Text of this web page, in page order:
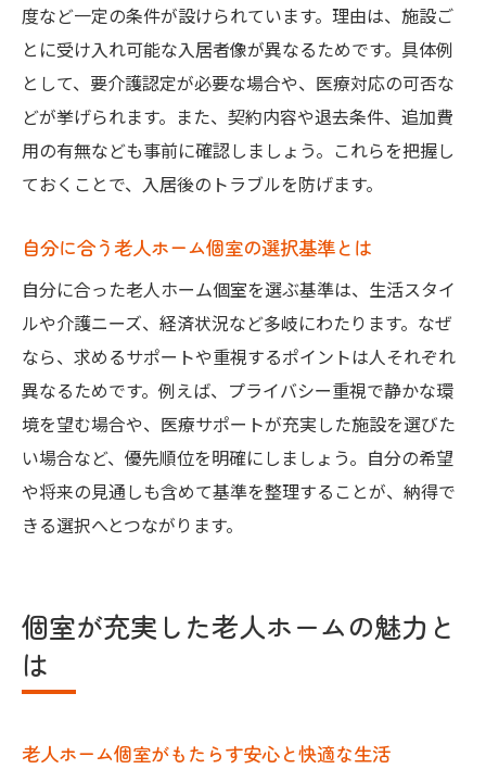
安心できる個室老人ホーム選びの重要ポイ
ント
老人ホーム個室の見学で注目すべき点
口コミや評判を活用した個室老人ホーム選
び
家族も納得できる個室老人ホームの選定法
サービス内容で差がつく個室老人ホーム
度など一定の条件が設けられています。理由は、施設ご
とに受け入れ可能な入居者像が異なるためです。具体例
として、要介護認定が必要な場合や、医療対応の可否な
どが挙げられます。また、契約内容や退去条件、追加費
用の有無なども事前に確認しましょう。これらを把握し
ておくことで、入居後のトラブルを防げます。
自分に合う老人ホーム個室の選択基準とは
自分に合った老人ホーム個室を選ぶ基準は、生活スタイ
ルや介護ニーズ、経済状況など多岐にわたります。なぜ
なら、求めるサポートや重視するポイントは人それぞれ
異なるためです。例えば、プライバシー重視で静かな環
境を望む場合や、医療サポートが充実した施設を選びた
い場合など、優先順位を明確にしましょう。自分の希望
や将来の見通しも含めて基準を整理することが、納得で
きる選択へとつながります。
個室が充実した老人ホームの魅力と
は
老人ホーム個室がもたらす安心と快適な生活